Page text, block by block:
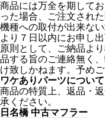
商品には万全を期して
った場合、ご注文され
機種への取付が出来な
より７日以内にお申し出
原則として、ご納品よ
品する旨のご連絡無く
け致しかねます。予めご
ワケありパーツについて
商品の特質上、返品・
承ください。
日名橋 中古マフラー